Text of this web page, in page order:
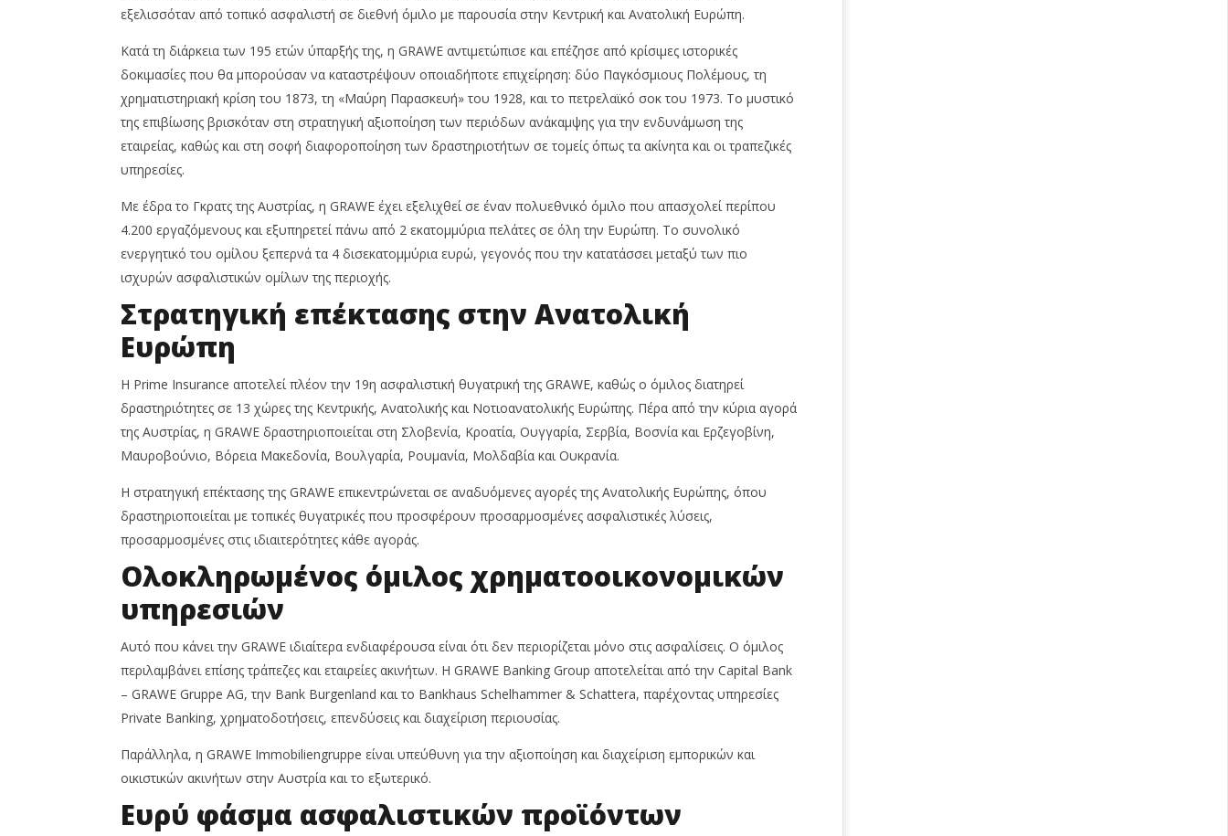
εξελισσόταν από τοπικό ασφαλιστή σε διεθνή όμιλο με παρουσία στην Κεντρική και Ανατολική Ευρώπη.
Κατά τη διάρκεια των 195 ετών ύπαρξής της, η GRAWE αντιμετώπισε και επέζησε από κρίσιμες ιστορικές
δοκιμασίες που θα μπορούσαν να καταστρέψουν οποιαδήποτε επιχείρηση: δύο Παγκόσμιους Πολέμους, τη
χρηματιστηριακή κρίση του 1873, τη «Μαύρη Παρασκευή» του 1928, και το πετρελαϊκό σοκ του 1973. Το μυστικό
της επιβίωσης βρισκόταν στη στρατηγική αξιοποίηση των περιόδων ανάκαμψης για την ενδυνάμωση της
εταιρείας, καθώς και στη σοφή διαφοροποίηση των δραστηριοτήτων σε τομείς όπως τα ακίνητα και οι τραπεζικές
υπηρεσίες.
Με έδρα το Γκρατς της Αυστρίας, η GRAWE έχει εξελιχθεί σε έναν πολυεθνικό όμιλο που απασχολεί περίπου
4.200 εργαζόμενους και εξυπηρετεί πάνω από 2 εκατομμύρια πελάτες σε όλη την Ευρώπη. Το συνολικό
ενεργητικό του ομίλου ξεπερνά τα 4 δισεκατομμύρια ευρώ, γεγονός που την κατατάσσει μεταξύ των πιο
ισχυρών ασφαλιστικών ομίλων της περιοχής.
Στρατηγική επέκτασης στην Ανατολική
Ευρώπη
Η Prime Insurance αποτελεί πλέον την 19η ασφαλιστική θυγατρική της GRAWE, καθώς ο όμιλος διατηρεί
δραστηριότητες σε 13 χώρες της Κεντρικής, Ανατολικής και Νοτιοανατολικής Ευρώπης. Πέρα από την κύρια αγορά
της Αυστρίας, η GRAWE δραστηριοποιείται στη Σλοβενία, Κροατία, Ουγγαρία, Σερβία, Βοσνία και Ερζεγοβίνη,
Μαυροβούνιο, Βόρεια Μακεδονία, Βουλγαρία, Ρουμανία, Μολδαβία και Ουκρανία.
Η στρατηγική επέκτασης της GRAWE επικεντρώνεται σε αναδυόμενες αγορές της Ανατολικής Ευρώπης, όπου
δραστηριοποιείται με τοπικές θυγατρικές που προσφέρουν προσαρμοσμένες ασφαλιστικές λύσεις,
προσαρμοσμένες στις ιδιαιτερότητες κάθε αγοράς.
Ολοκληρωμένος όμιλος χρηματοοικονομικών
υπηρεσιών
Αυτό που κάνει την GRAWE ιδιαίτερα ενδιαφέρουσα είναι ότι δεν περιορίζεται μόνο στις ασφαλίσεις. Ο όμιλος
περιλαμβάνει επίσης τράπεζες και εταιρείες ακινήτων. Η GRAWE Banking Group αποτελείται από την Capital Bank
– GRAWE Gruppe AG, την Bank Burgenland και το Bankhaus Schelhammer & Schattera, παρέχοντας υπηρεσίες
Private Banking, χρηματοδοτήσεις, επενδύσεις και διαχείριση περιουσίας.
Παράλληλα, η GRAWE Immobiliengruppe είναι υπεύθυνη για την αξιοποίηση και διαχείριση εμπορικών και
οικιστικών ακινήτων στην Αυστρία και το εξωτερικό.
Ευρύ φάσμα ασφαλιστικών προϊόντων